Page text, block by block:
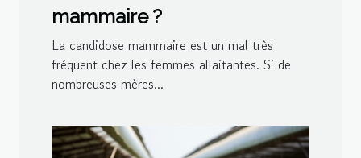
mammaire ?
La candidose mammaire est un mal très
fréquent chez les femmes allaitantes. Si de
nombreuses mères...